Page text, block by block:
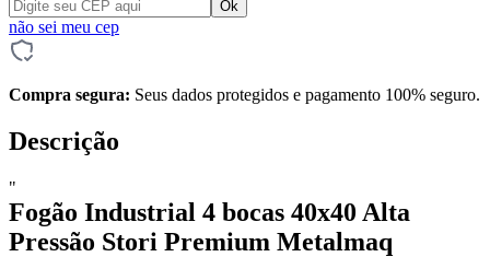
não sei meu cep
Compra segura: Seus dados protegidos e pagamento 100% seguro.
Descrição
"
Fogão Industrial 4 bocas 40x40 Alta
Pressão Stori Premium Metalmaq